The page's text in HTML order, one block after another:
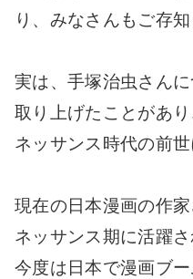
り、みなさんもご存
実は、手塚治虫さん
取り上げたことがあ
ネッサンス時代の前
現在の日本漫画の作
ネッサンス期に活躍
今度は日本で漫画ブ